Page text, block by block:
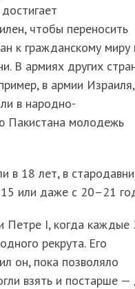
чтобы переносить
к гражданскому миру
В армиях других
в армии Израиля,
в народно-
Пакистана молодежь
в 18 лет, в
15 или даже с 20–21
Петре I, когда каждые
рекрута. Его
он, пока позволяло
взять и постарше —